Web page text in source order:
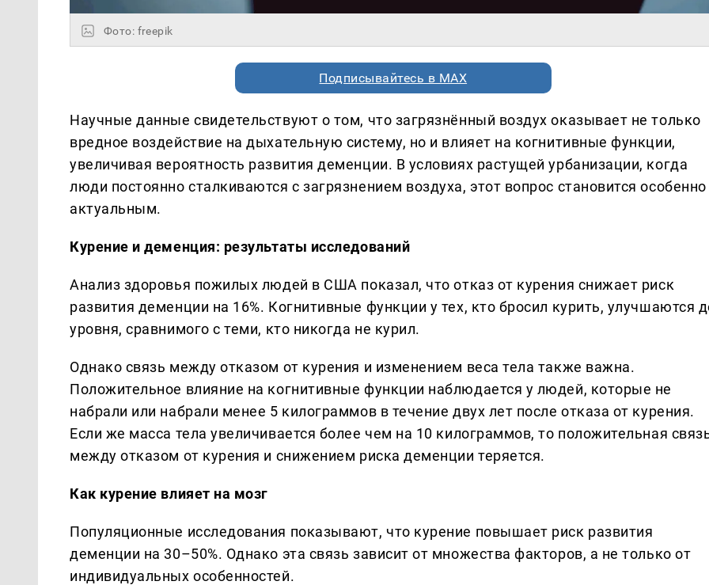
Фото: freepik
Подписывайтесь в MAX
Научные данные свидетельствуют о том, что загрязнённый воздух оказывает не только
вредное воздействие на дыхательную систему, но и влияет на когнитивные функции,
увеличивая вероятность развития деменции. В условиях растущей урбанизации, когда
люди постоянно сталкиваются с загрязнением воздуха, этот вопрос становится особенно
актуальным.
Курение и деменция: результаты исследований
Анализ здоровья пожилых людей в США показал, что отказ от курения снижает риск
развития деменции на 16%. Когнитивные функции у тех, кто бросил курить, улучшаются
уровня, сравнимого с теми, кто никогда не курил.
Однако связь между отказом от курения и изменением веса тела также важна.
Положительное влияние на когнитивные функции наблюдается у людей, которые не
набрали или набрали менее 5 килограммов в течение двух лет после отказа от курения.
Если же масса тела увеличивается более чем на 10 килограммов, то положительная
между отказом от курения и снижением риска деменции теряется.
Как курение влияет на мозг
Популяционные исследования показывают, что курение повышает риск развития
деменции на 30–50%. Однако эта связь зависит от множества факторов, а не только от
индивидуальных особенностей.